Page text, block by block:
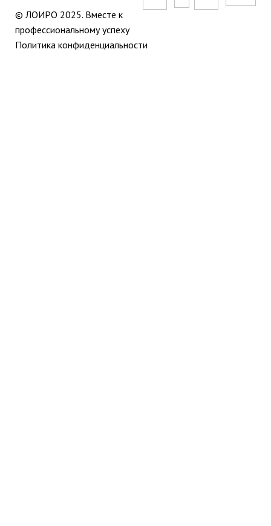
© ЛОИРО 2025. Вместе к
профессиональному успеху
Политика конфиденциальности